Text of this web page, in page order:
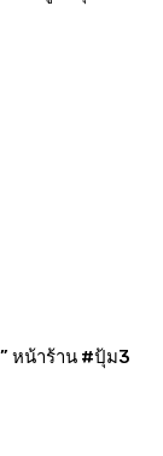
หน้าร้าน #ปุ้ม3